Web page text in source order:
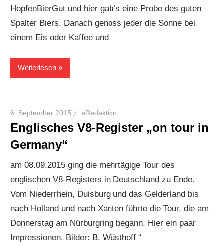
HopfenBierGut und hier gab’s eine Probe des guten
Spalter Biers. Danach genoss jeder die Sonne bei
einem Eis oder Kaffee und
Weiterlesen
6. September 2015 eRedaktion
Englisches V8-Register „on tour in
Germany“
am 08.09.2015 ging die mehrtägige Tour des
englischen V8-Registers in Deutschland zu Ende.
Vom Niederrhein, Duisburg und das Gelderland bis
nach Holland und nach Xanten führte die Tour, die am
Donnerstag am Nürburgring begann. Hier ein paar
Impressionen. Bilder: B. Wüsthoff “